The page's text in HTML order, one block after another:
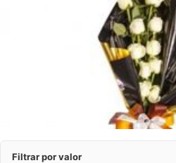
Filtrar por valor